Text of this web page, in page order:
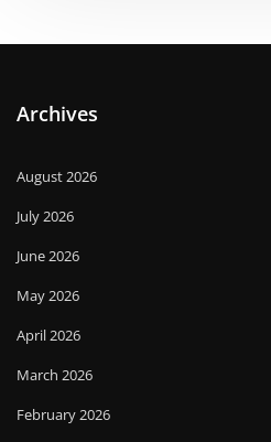
Archives
August 2026
July 2026
June 2026
May 2026
April 2026
March 2026
February 2026